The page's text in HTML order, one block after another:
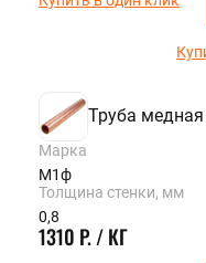
Труба
Марка
М1ф
Толщина стенки, мм
0,8
1310 Р. / КГ